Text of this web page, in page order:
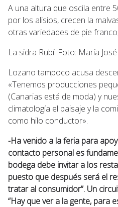
A una altura que oscila entre
por los alisios, crecen la
otras variedades de pie
La sidra Rubí. Foto: María
Lozano tampoco acusa
«Tenemos producciones
(Canarias está de moda) y
climatología el paisaje y la
como hilo conductor».
-Ha venido a la feria para
contacto personal es
bodega debe invitar a los
puesto que después será el
tratar al consumidor”. Un
“Hay que ver a la gente, para